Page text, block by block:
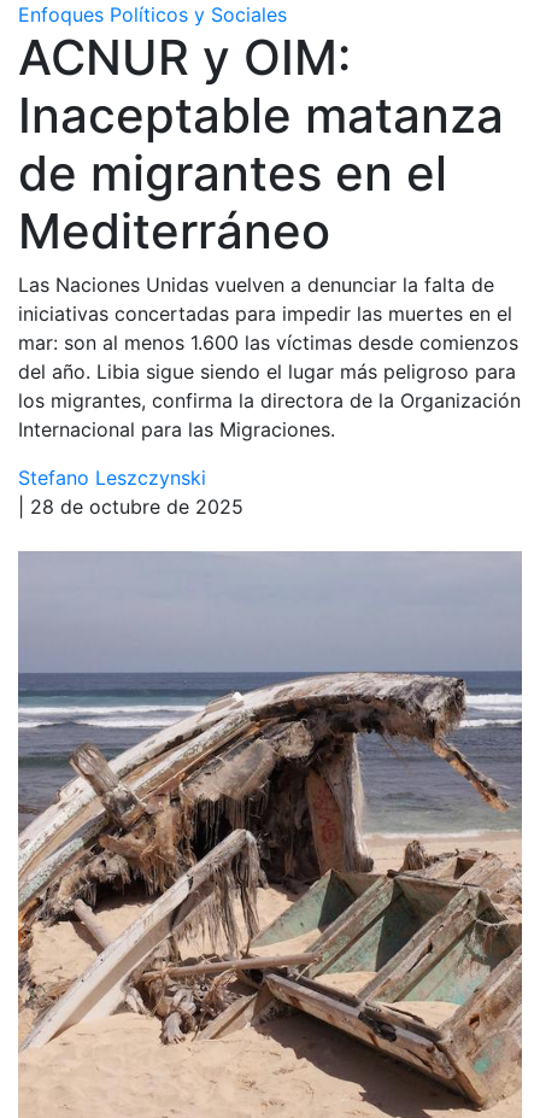
Enfoques Políticos y Sociales
ACNUR y OIM:
Inaceptable matanza
de migrantes en el
Mediterráneo
Las Naciones Unidas vuelven a denunciar la falta de
iniciativas concertadas para impedir las muertes en el
mar: son al menos 1.600 las víctimas desde comienzos
del año. Libia sigue siendo el lugar más peligroso para
los migrantes, confirma la directora de la Organización
Internacional para las Migraciones.
Stefano Leszczynski
| 28 de octubre de 2025